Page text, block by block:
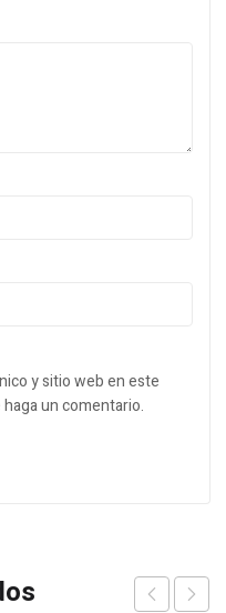
y sitio web en este
un comentario.